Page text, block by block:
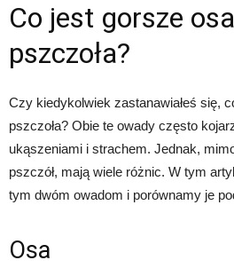
Co jest gorsze
pszczoła?
Czy kiedykolwiek zastanawiałeś się,
pszczoła? Obie te owady często
ukąszeniami i strachem. Jednak,
pszczół, mają wiele różnic. W tym
tym dwóm owadom i porównamy je
Osa